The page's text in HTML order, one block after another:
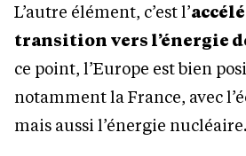
L’autre élément, c’est l’
transition vers l’énergie
ce point, l’Europe est bien
notamment la France, avec
mais aussi l’énergie nucléaire.